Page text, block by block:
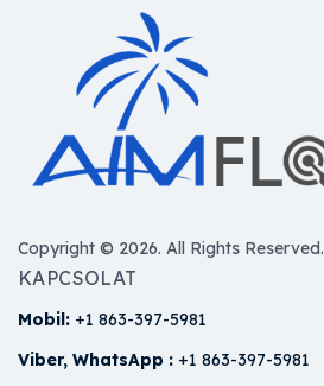
Copyright © 2026. All Rights Reserved.
KAPCSOLAT
Mobil: +1 863-397-5981
Viber, WhatsApp : +1 863-397-5981